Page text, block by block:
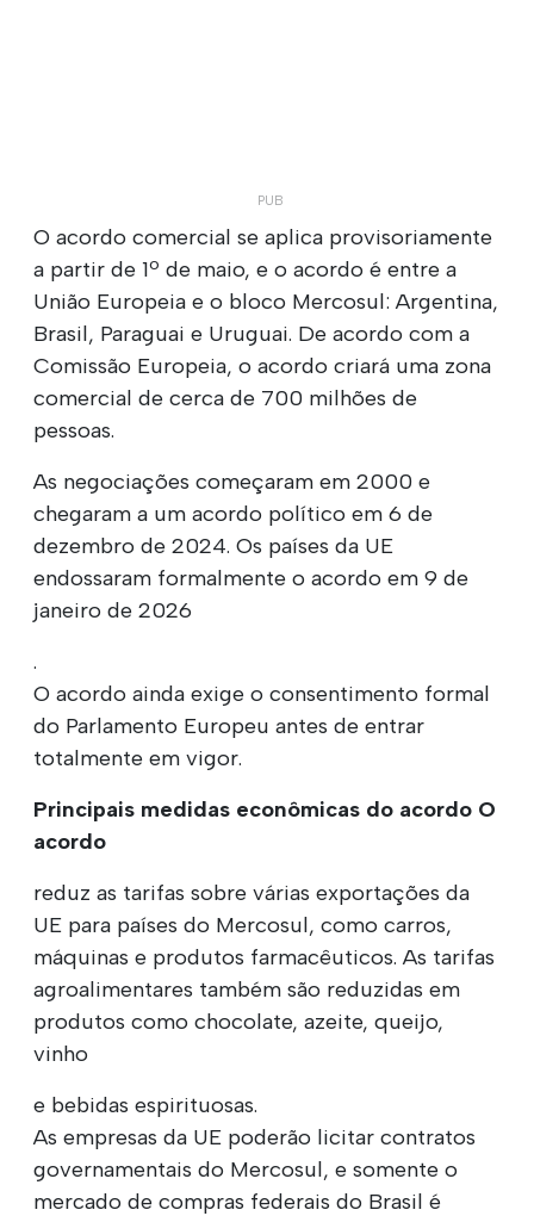
O acordo comercial se aplica provisoriamente
a partir de 1º de maio, e o acordo é entre a
União Europeia e o bloco Mercosul: Argentina,
Brasil, Paraguai e Uruguai. De acordo com a
Comissão Europeia, o acordo criará uma zona
comercial de cerca de 700 milhões de
pessoas.
As negociações começaram em 2000 e
chegaram a um acordo político em 6 de
dezembro de 2024. Os países da UE
endossaram formalmente o acordo em 9 de
janeiro de 2026
.
O acordo ainda exige o consentimento formal
do Parlamento Europeu antes de entrar
totalmente em vigor.
Principais medidas econômicas do acordo O
acordo
reduz as tarifas sobre várias exportações da
UE para países do Mercosul, como carros,
máquinas e produtos farmacêuticos. As tarifas
agroalimentares também são reduzidas em
produtos como chocolate, azeite, queijo,
vinho
e bebidas espirituosas.
As empresas da UE poderão licitar contratos
governamentais do Mercosul, e somente o
mercado de compras federais do Brasil é